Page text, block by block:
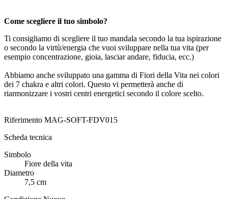
Come scegliere il tuo simbolo?
Ti consigliamo di scegliere il tuo mandala secondo la tua ispirazione
o secondo la virtù/energia che vuoi sviluppare nella tua vita (per
esempio concentrazione, gioia, lasciar andare, fiducia, ecc.)
Abbiamo anche sviluppato una gamma di Fiori della Vita nei colori
dei 7 chakra e altri colori. Questo vi permetterà anche di
riarmonizzare i vostri centri energetici secondo il colore scelto.
Riferimento MAG-SOFT-FDV015
Scheda tecnica
Simbolo
Fiore della vita
Diametro
7,5 cm